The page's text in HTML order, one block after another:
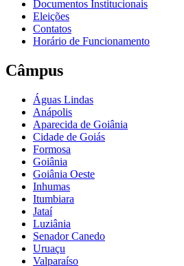
Documentos Institucionais
Eleições
Contatos
Horário de Funcionamento
Câmpus
Águas Lindas
Anápolis
Aparecida de Goiânia
Cidade de Goiás
Formosa
Goiânia
Goiânia Oeste
Inhumas
Itumbiara
Jataí
Luziânia
Senador Canedo
Uruaçu
Valparaíso